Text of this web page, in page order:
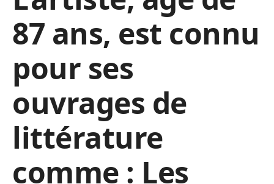
87 ans, est connu
pour ses
ouvrages de
littérature
comme : Les